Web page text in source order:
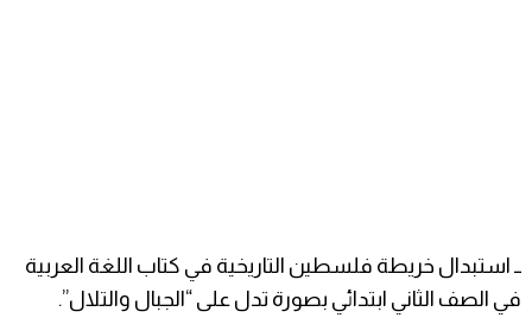
ــ استبدال خريطة فلسطين التاريخية في كتاب اللغة العربية
في الصف الثاني ابتدائي بصورة تدل على “الجبال والتلال”.